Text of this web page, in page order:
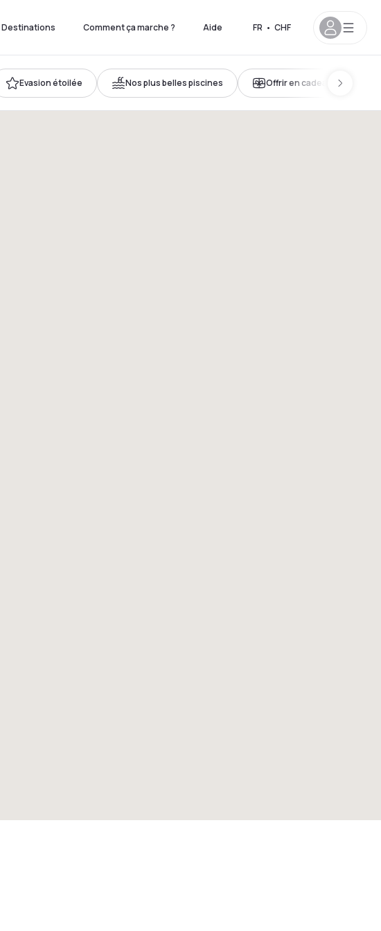
Destinations Comment ça marche ? Aide FR • CHF
Evasion étoilée Nos plus belles piscines Offrir en cadeau